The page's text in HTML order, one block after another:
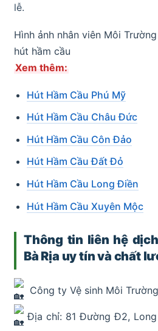
lễ.
Hình ảnh nhân viên Môi
hút hầm cầu
Xem thêm:
Hút Hầm Cầu Phú Mỹ
Hút Hầm Cầu Châu Đức
Hút Hầm Cầu Côn Đảo
Hút Hầm Cầu Đất Đỏ
Hút Hầm Cầu Long Điền
Hút Hầm Cầu Xuyên Mộc
Thông tin liên hệ
Bà Rịa uy tín và chất
Công ty Vệ sinh Môi
Địa chỉ: 81 Đường Đ2, Long